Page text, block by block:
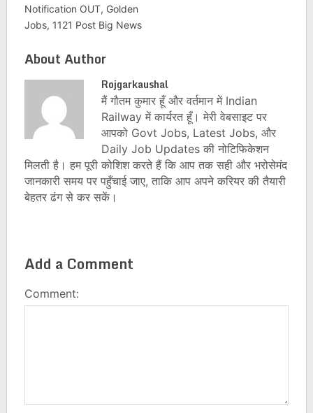
Notification OUT, Golden
Jobs, 1121 Post Big News
About Author
Rojgarkaushal
मैं गौतम कुमार हूँ और वर्तमान में Indian
Railway में कार्यरत हूँ। मेरी वेबसाइट पर
आपको Govt Jobs, Latest Jobs, और
Daily Job Updates की नोटिफिकेशन
मिलती है। हम पूरी कोशिश करते हैं कि आप तक सही और भरोसेमंद
जानकारी समय पर पहुँचाई जाए, ताकि आप अपने करियर की तैयारी
बेहतर ढंग से कर सकें।
Add a Comment
Comment: